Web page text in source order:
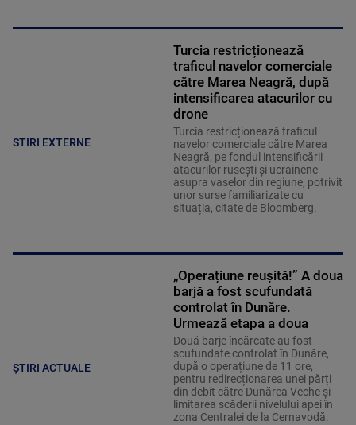
STIRI EXTERNE
Turcia restricționează
traficul navelor comerciale
către Marea Neagră, după
intensificarea atacurilor cu
drone
Turcia restricționează traficul
navelor comerciale către Marea
Neagră, pe fondul intensificării
atacurilor rusești și ucrainene
asupra vaselor din regiune, potrivit
unor surse familiarizate cu
situația, citate de Bloomberg.
ȘTIRI ACTUALE
„Operațiune reușită!” A doua
barjă a fost scufundată
controlat în Dunăre.
Urmează etapa a doua
Două barje încărcate au fost
scufundate controlat în Dunăre,
după o operațiune de 11 ore,
pentru redirecționarea unei părți
din debit către Dunărea Veche și
limitarea scăderii nivelului apei în
zona Centralei de la Cernavodă.